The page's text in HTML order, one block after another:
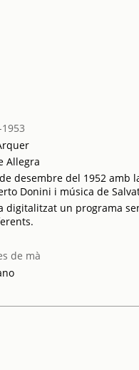
Allegra
desembre del 1952 amb
Donini i música de
digitalitzat un programa
de mà